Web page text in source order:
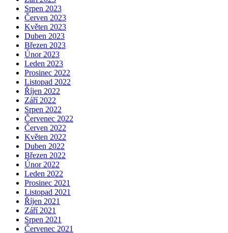
Srpen 2023
Červen 2023
Květen 2023
Duben 2023
Březen 2023
Únor 2023
Leden 2023
Prosinec 2022
Listopad 2022
Říjen 2022
Září 2022
Srpen 2022
Červenec 2022
Červen 2022
Květen 2022
Duben 2022
Březen 2022
Únor 2022
Leden 2022
Prosinec 2021
Listopad 2021
Říjen 2021
Září 2021
Srpen 2021
Červenec 2021